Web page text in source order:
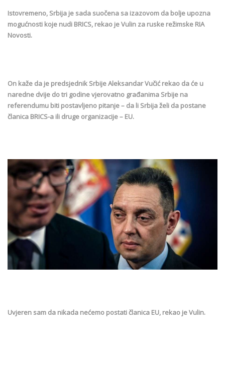
Istovremeno, Srbija je sada suočena sa izazovom da bolje upozna
mogućnosti koje nudi BRICS, rekao je Vulin za ruske režimske RIA
Novosti.
On kaže da je predsjednik Srbije Aleksandar Vučić rekao da će u
naredne dvije do tri godine vjerovatno građanima Srbije na
referendumu biti postavljeno pitanje – da li Srbija želi da postane
članica BRICS-a ili druge organizacije – EU.
Uvjeren sam da nikada nećemo postati članica EU, rekao je Vulin.